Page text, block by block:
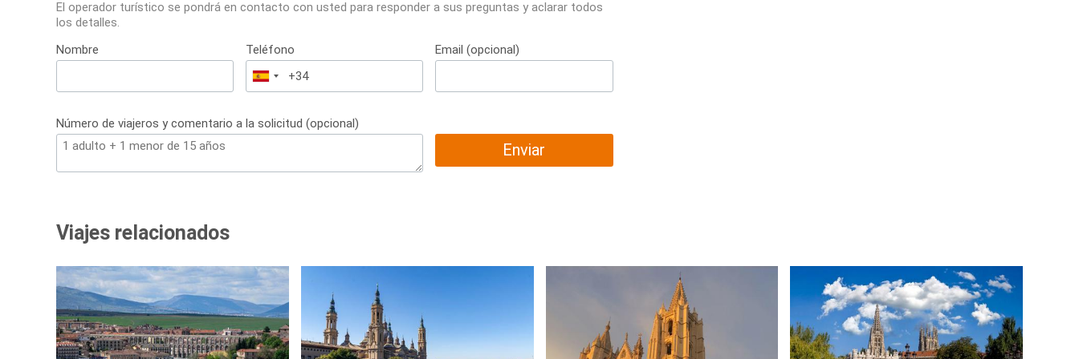
El operador turístico se pondrá en contacto con usted para responder a sus preguntas y aclarar todos
los detalles.
Nombre
Teléfono
España
+34
Email (opcional)
Número de viajeros y comentario a la solicitud (opcional)
Enviar
Viajes relacionados